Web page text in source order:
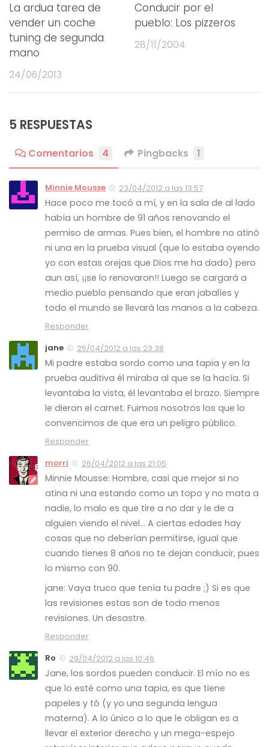
La ardua tarea de
vender un coche
tuning de segunda
mano
24/06/2013
Conducir por el
pueblo: Los pizzeros
28/11/2004
5 RESPUESTAS
Comentarios 4 Pingbacks 1
Minnie Mousse 23/04/2012 a las 13:57
Hace poco me tocó a mí, y en la sala de al lado
había un hombre de 91 años renovando el
permiso de armas. Pues bien, el hombre no atinó
ni una en la prueba visual (que lo estaba oyendo
yo con estas orejas que Dios me ha dado) pero
aun así, ¡¡se lo renovaron!! Luego se cargará a
medio pueblo pensando que eran jabalíes y
todo el mundo se llevará las manos a la cabeza.
Responder
jane
25/04/2012 a las 23:38
Mi padre estaba sordo como una tapia y en la
prueba auditiva él miraba al que se la hacía. Si
levantaba la vista, él levantaba el brazo. Siempre
le dieron el carnet. Fuimos nosotros los que lo
convencimos de que era un peligro público.
Responder
morri
26/04/2012 a las 21:05
Minnie Mousse: Hombre, casi que mejor si no
atina ni una estando como un topo y no mata a
nadie, lo malo es que tire a no dar y le de a
alguien viendo el nivel… A ciertas edades hay
cosas que no deberían permitirse, igual que
cuando tienes 8 años no te dejan conducir, pues
lo mismo con 90.
jane: Vaya truco que tenía tu padre ;) Si es que
las revisiones estas son de todo menos
revisiones. Un desastre.
Responder
Ro
29/04/2012 a las 10:46
Jane, los sordos pueden conducir. El mío no es
que lo esté como una tapia, es que tiene
papeles y tó (y yo una segunda lengua
materna). A lo único a lo que le obligan es a
llevar el exterior derecho y un mega-espejo